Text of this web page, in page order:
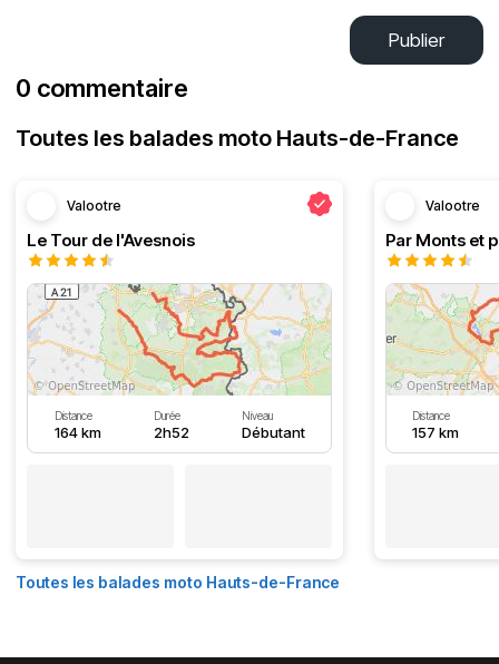
Publier
0 commentaire
Toutes les balades moto Hauts-de-France
Valootre
Le Tour de l'Avesnois
Distance
164 km
Durée
2h52
Niveau
Débutant
Valootre
Par Monts et
Distance
157 km
Toutes les balades moto Hauts-de-France